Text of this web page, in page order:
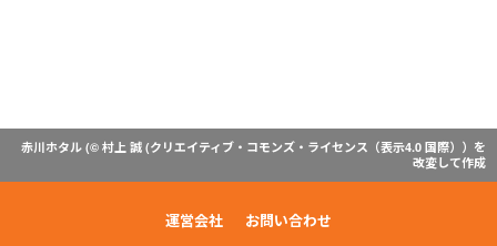
赤川ホタル (© 村上 誠 (クリエイティブ・コモンズ・ライセンス（表示4.0 国際） ）を
改変して作成
運営会社 お問い合わせ